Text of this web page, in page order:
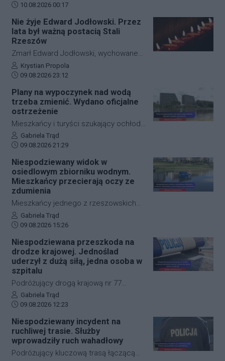
W niedzielne popołudnie w
miejscowości Tabaszowa z
pędzącego skutera wodnego wypadła
do Jeziora Rożnowskiego 42-letnia
kobieta. Po trzech godzinach
intensywnej akcji poszukiwawczej
nurkowie odnaleźli jej ciało na
wstępnie ustalono, kobieta nie miała na
sobie kamizelki ratunkowej.
Data dodania artykułu:
10.08.2026 00:17
Nie żyje Edward Jodłowski. Przez
lata był ważną postacią Stali
Rzeszów
Zmarł Edward Jodłowski, wychowanek
Stali Rzeszów i wieloletni zawodnik
Biało-Niebieskich. Popularny "Jodła"
kariery był związany z klubem z ul.
Hetmańskiej. W barwach Stali
występował od najmłodszych kategorii
wiekowych aż po drużynę seniorów.
Autor artykułu:
Krystian Propola
Data dodania artykułu:
09.08.2026 23:12
Plany na wypoczynek nad wodą
trzeba zmienić. Wydano oficjalne
ostrzeżenie
Mieszkańcy i turyści szukający ochłody
w Rzeszowie muszą zweryfikować
swoje weekendowe plany. Jedno z
wypoczynku nad wodą zostało nagle
zamknięte dla odwiedzających. O
zakazie kąpieli zdecydowały wyniki
badań sanepidu, które jednoznacznie
wykazały zagrożenie dla zdrowia.
Autor artykułu:
Gabriela Trąd
Data dodania artykułu:
09.08.2026 21:29
Niespodziewany widok w
osiedlowym zbiorniku wodnym.
Mieszkańcy przecierają oczy ze
zdumienia
Mieszkańcy jednego z rzeszowskich
osiedli przecierali oczy ze zdumienia,
gdy zobaczyli, co znalazło się w
toaleta, która dotychczas służyła
odwiedzającym teren rekreacyjny,
wylądowała na środku akwenu.
Zdarzenie wywołało falę oburzenia
wśród lokalnej społeczności oraz
sprowokowało dyskusję na temat
przestrzeni miejskiej.
Autor artykułu:
Gabriela Trąd
Data dodania artykułu:
09.08.2026 15:26
Niespodziewana przeszkoda na
drodze krajowej. Jednoślad
uderzył z dużą siłą, jedna osoba w
szpitalu
Podróżujący drogą krajową nr 77
muszą liczyć się z nagłymi
utrudnieniami. W okolicach
niebezpiecznego zdarzenia z udziałem
motocyklisty oraz leśnej zwierzyny. Na
miejsce natychmiast skierowano
Autor artykułu:
Gabriela Trąd
Data dodania artykułu:
09.08.2026 12:23
Niespodziewany incydent na
ruchliwej trasie. Służby
wprowadziły ruch wahadłowy
Podróżujący kluczową trasą łączącą